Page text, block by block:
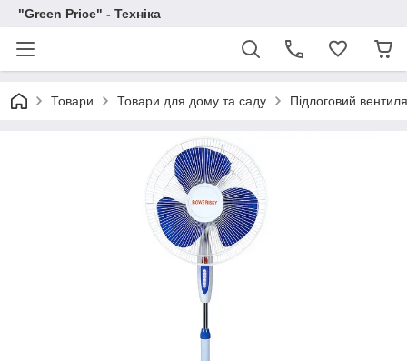
"Green Price" - Техніка
Товари Товари для дому та саду Підлоговий